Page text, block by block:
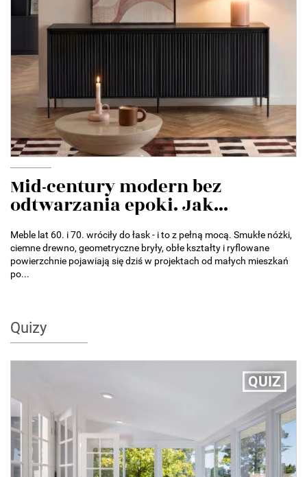
Mid-century modern bez
odtwarzania epoki. Jak...
Meble lat 60. i 70. wróciły do łask - i to z pełną mocą. Smukłe nóżki,
ciemne drewno, geometryczne bryły, obłe kształty i ryflowane
powierzchnie pojawiają się dziś w projektach od małych mieszkań
po...
Quizy
QUIZ